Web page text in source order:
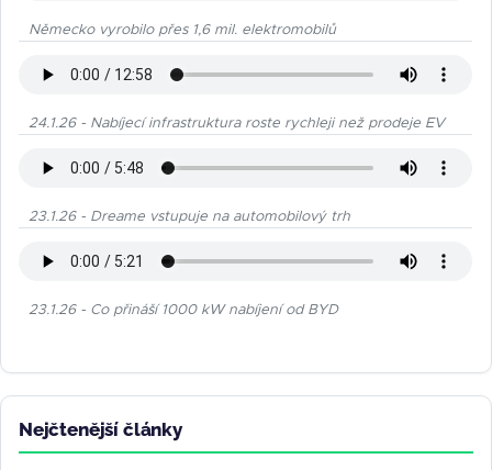
Německo vyrobilo přes 1,6 mil. elektromobilů
24.1.26 - Nabíjecí infrastruktura roste rychleji než prodeje EV
23.1.26 - Dreame vstupuje na automobilový trh
23.1.26 - Co přináší 1000 kW nabíjení od BYD
Nejčtenější články